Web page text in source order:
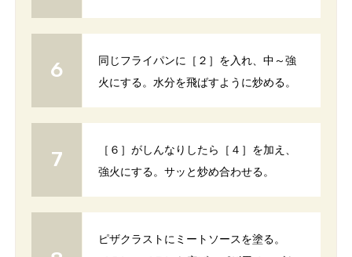
同じフライパンに［２］を入れ、中～強
火にする。水分を飛ばすように炒める。
［６］がしんなりしたら［４］を加え、
強火にする。サッと炒め合わせる。
ピザクラストにミートソースを塗る。